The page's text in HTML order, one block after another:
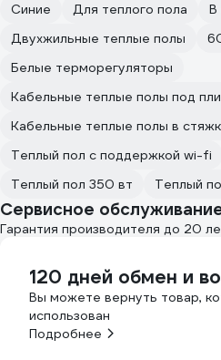
Синие
Для теплого пола
В
Двухжильные теплые полы
Белые терморегуляторы
Кабельные теплые полы под
Кабельные теплые полы в
Теплый пол с поддержкой wi-fi
Теплый пол 350 вт
Теплый
Сервисное
Гарантия производителя до 20
120 дней обмен и
Вы можете вернуть товар,
использован
Подробнее